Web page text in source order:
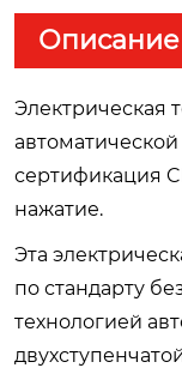
Описание
Электрическая
сертификация
нажатие.
Эта
по стандарту
технологией